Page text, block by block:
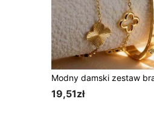
19,51zł